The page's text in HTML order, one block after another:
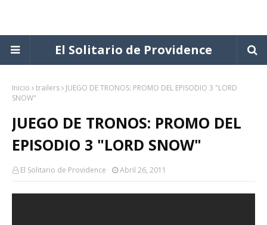
El Solitario de Providence
Inicio trailers
JUEGO DE TRONOS: PROMO DEL EPISODIO 3 "LORD
SNOW"
JUEGO DE TRONOS: PROMO DEL
EPISODIO 3 "LORD SNOW"
El Solitario de Providence Abril 26, 2011